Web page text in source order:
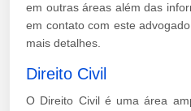
em outras áreas além das
em contato com este
mais detalhes.
Direito Civil
O Direito Civil é uma área